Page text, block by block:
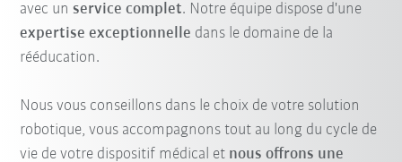
avec unservice complet. Notre équipe dispose d'une
expertise exceptionnelle dans le domaine de la
rééducation.
Nous vous conseillons dans le choix de votre solution
robotique, vous accompagnons tout au long du cycle de
vie de votre dispositif médical et nous offrons une